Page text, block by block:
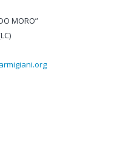
MORO”